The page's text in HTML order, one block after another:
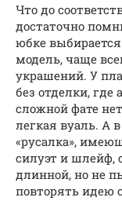
Что до
достаточно
юбке
модель, чаще
украшений. У
без отделки, где
сложной фате
легкая вуаль. А
«русалка»,
силуэт и шлейф,
длинной, но не
повторять идею